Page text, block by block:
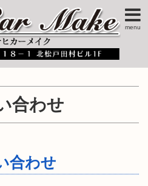
menu
合わせ
合わせ